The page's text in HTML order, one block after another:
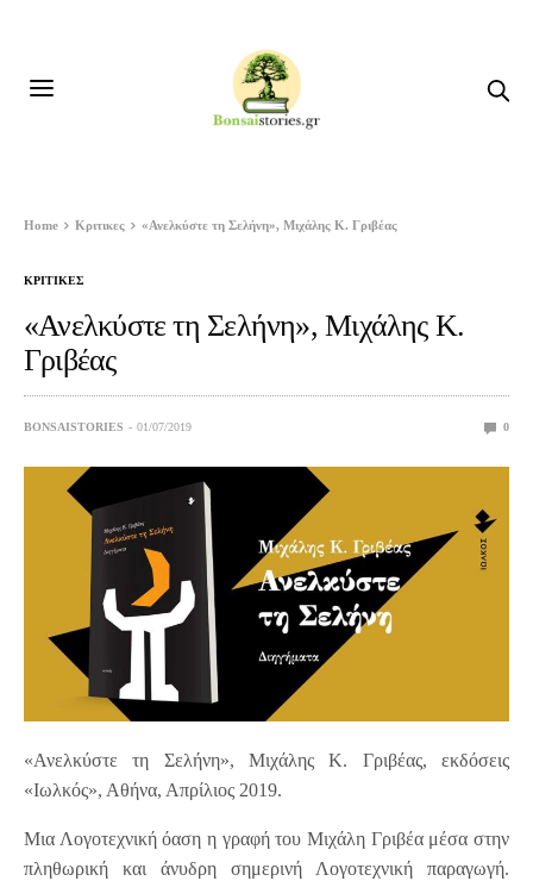
Home Κριτικες «Ανελκύστε τη Σελήνη», Μιχάλης Κ. Γριβέας
ΚΡΙΤΙΚΕΣ
«Ανελκύστε τη Σελήνη», Μιχάλης Κ.
Γριβέας
BONSAISTORIES 01/07/2019 0
«Ανελκύστε τη Σελήνη», Μιχάλης Κ. Γριβέας, εκδόσεις
«Ιωλκός», Αθήνα, Απρίλιος 2019.
Mια Λογοτεχνική όαση η γραφή του Μιχάλη Γριβέα μέσα στην
πληθωρική και άνυδρη σημερινή Λογοτεχνική παραγωγή.